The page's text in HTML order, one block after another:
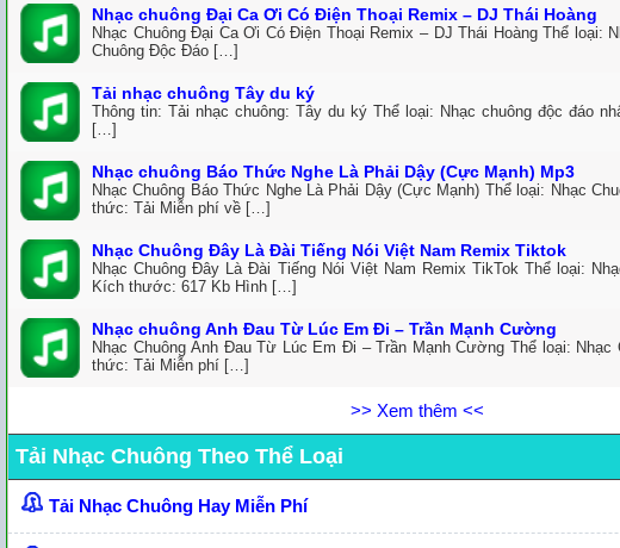
Nhạc chuông Đại Ca Ơi Có Điện Thoại Remix – DJ Thái Hoàng
Nhạc Chuông Đại Ca Ơi Có Điện Thoại Remix – DJ Thái Hoàng Thể loại:
Chuông Độc Đáo […]
Tải nhạc chuông Tây du ký
Thông tin: Tải nhạc chuông: Tây du ký Thể loại: Nhạc chuông độc đáo
[…]
Nhạc chuông Báo Thức Nghe Là Phải Dậy (Cực Mạnh) Mp3
Nhạc Chuông Báo Thức Nghe Là Phải Dậy (Cực Mạnh) Thể loại: Nhạc
thức: Tải Miễn phí về […]
Nhạc Chuông Đây Là Đài Tiếng Nói Việt Nam Remix Tiktok
Nhạc Chuông Đây Là Đài Tiếng Nói Việt Nam Remix TikTok Thể loại:
Kích thước: 617 Kb Hình […]
Nhạc chuông Anh Đau Từ Lúc Em Đi – Trần Mạnh Cường
Nhạc Chuông Anh Đau Từ Lúc Em Đi – Trần Mạnh Cường Thể loại: Nhạc
thức: Tải Miễn phí […]
>> Xem thêm <<
Tải Nhạc Chuông Theo Thể Loại
Tải Nhạc Chuông Hay Miễn Phí